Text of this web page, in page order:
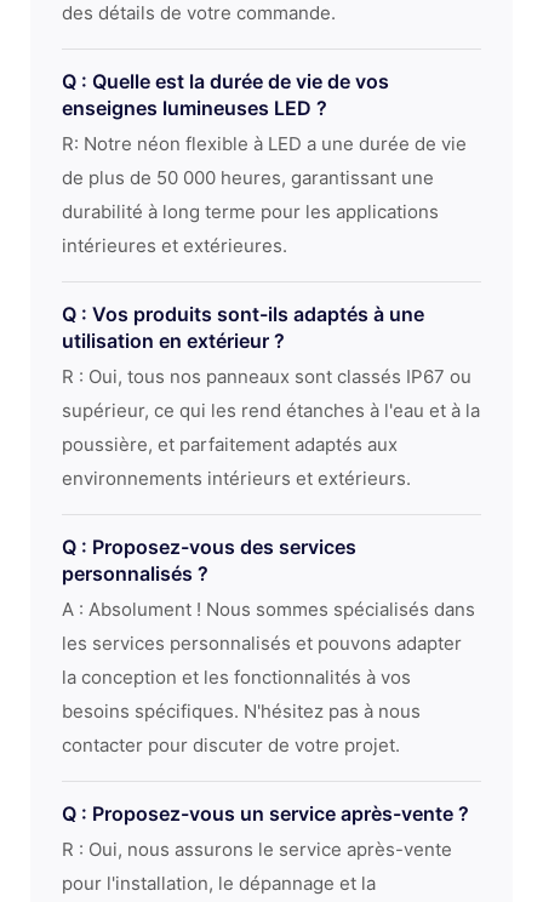
des détails de votre commande.
Q : Quelle est la durée de vie de vos
enseignes lumineuses LED ?
R: Notre néon flexible à LED a une durée de vie
de plus de 50 000 heures, garantissant une
durabilité à long terme pour les applications
intérieures et extérieures.
Q : Vos produits sont-ils adaptés à une
utilisation en extérieur ?
R : Oui, tous nos panneaux sont classés IP67 ou
supérieur, ce qui les rend étanches à l'eau et à la
poussière, et parfaitement adaptés aux
environnements intérieurs et extérieurs.
Q : Proposez-vous des services
personnalisés ?
A : Absolument ! Nous sommes spécialisés dans
les services personnalisés et pouvons adapter
la conception et les fonctionnalités à vos
besoins spécifiques. N'hésitez pas à nous
contacter pour discuter de votre projet.
Q : Proposez-vous un service après-vente ?
R : Oui, nous assurons le service après-vente
pour l'installation, le dépannage et la